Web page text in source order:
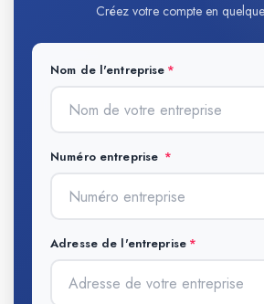
Créez votre compte en
Nom de l'entreprise
Numéro entreprise
Adresse de l'entreprise